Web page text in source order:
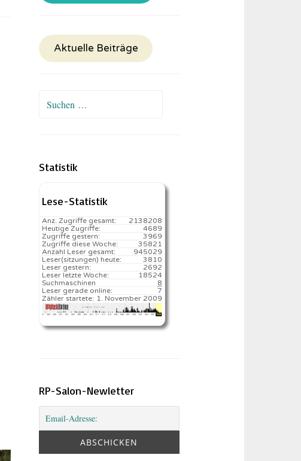
Aktuelle Beiträge
Suchen
Statistik
Lese-Statistik
2138208
Anz. Zugriffe gesamt:
4689
Heutige Zugriffe:
3969
Zugriffe gestern:
35821
Zugriffe diese Woche:
945029
Anzahl Leser gesamt:
3810️
Leser(sitzungen) heute:
2692
Leser gestern:
18524️
Leser letzte Woche:
8
Suchmaschinen
7
Leser gerade online:
1. November 2009
Zähler startete:
RP-Salon-Newletter